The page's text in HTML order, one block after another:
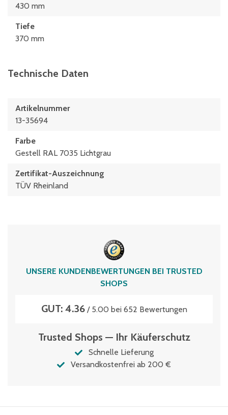
430 mm
Tiefe
370 mm
Technische Daten
Artikelnummer
13-35694
Farbe
Gestell RAL 7035 Lichtgrau
Zertifikat-Auszeichnung
TÜV Rheinland
UNSERE KUNDENBEWERTUNGEN BEI TRUSTED
SHOPS
GUT: 4.36/ 5.00 bei 652 Bewertungen
Trusted Shops — Ihr Käuferschutz
Schnelle Lieferung
Versandkostenfrei ab 200 €